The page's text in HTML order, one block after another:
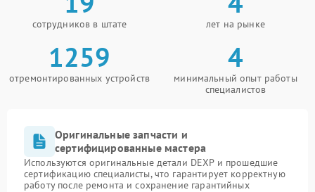
сотрудников в штате лет на рынке
1259
отремонтированных устройств
4
минимальный опыт работы
специалистов
Оригинальные запчасти и
сертифицированные мастера
Используются оригинальные детали DEXP и прошедшие
сертификацию специалисты, что гарантирует корректную
работу после ремонта и сохранение гарантийных